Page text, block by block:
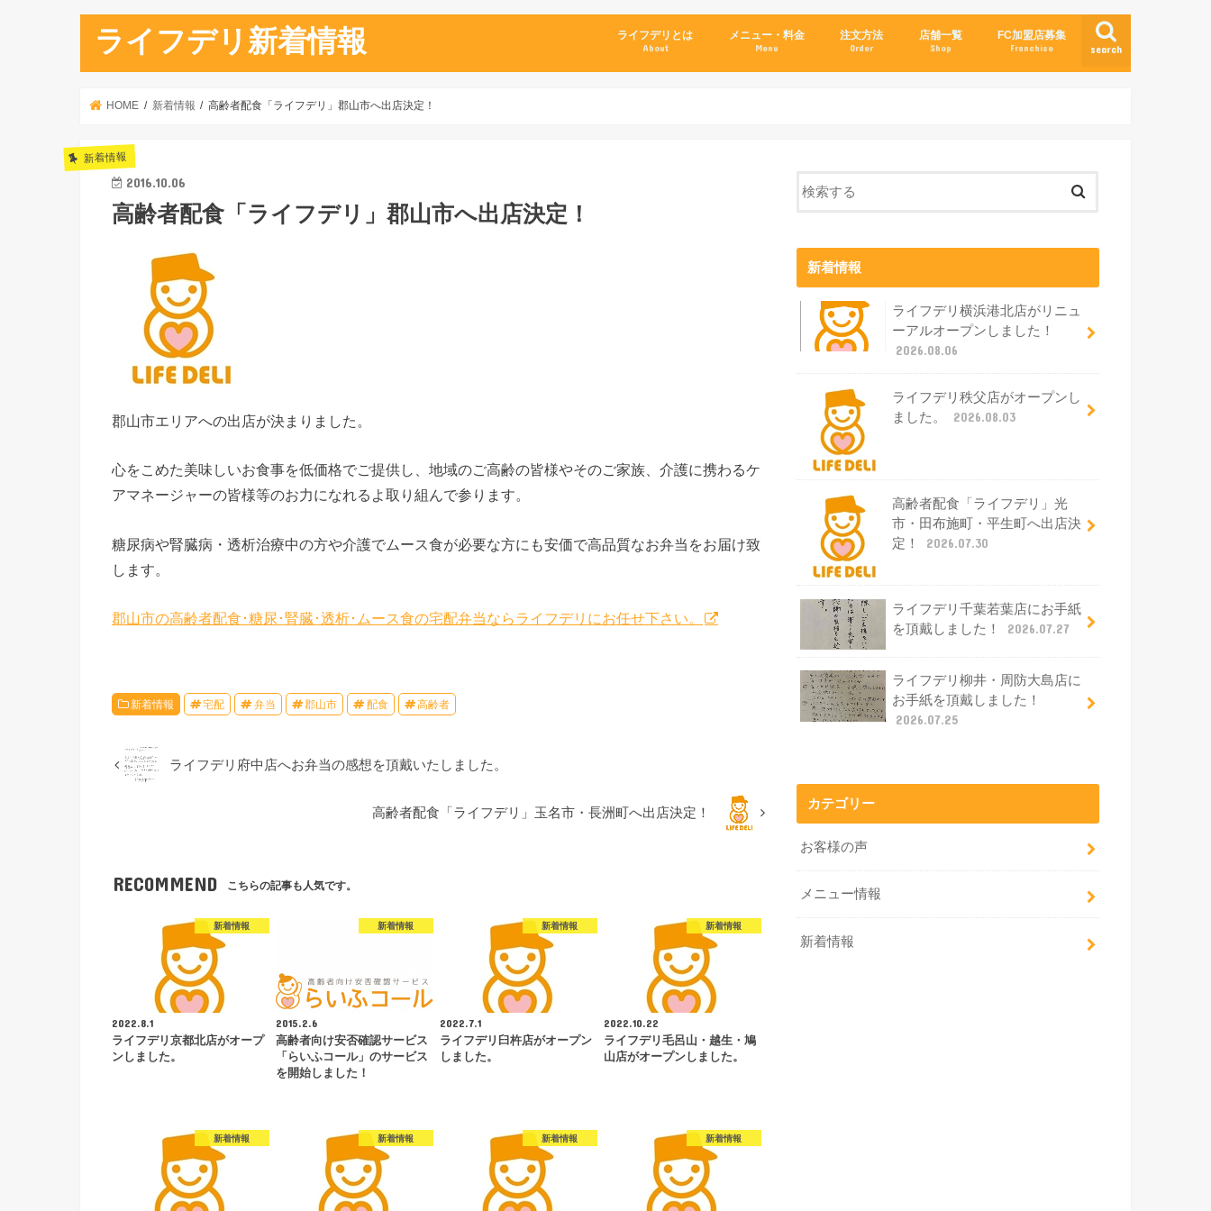
ライフデリ新着情報 search
ライフデリとは
About
メニュー・料金
Menu
注文方法
Order
店舗一覧
Shop
FC加盟店募集
Franchise
HOME 新着情報 高齢者配食「ライフデリ」郡山市へ出店決定！
新着情報
2016.10.06
高齢者配食「ライフデリ」郡山市へ出店決定！
郡山市エリアへの出店が決まりました。
心をこめた美味しいお食事を低価格でご提供し、地域のご高齢の皆様やそのご家族、介護に携わるケ
アマネージャーの皆様等のお力になれるよ取り組んで参ります。
糖尿病や腎臓病・透析治療中の方や介護でムース食が必要な方にも安価で高品質なお弁当をお届け致
します。
郡山市の高齢者配食･糖尿･腎臓･透析･ムース食の宅配弁当ならライフデリにお任せ下さい。
新着情報 宅配 弁当 郡山市 配食 高齢者
ライフデリ府中店へお弁当の感想を頂戴いたしました。
高齢者配食「ライフデリ」玉名市・長洲町へ出店決定！
RECOMMEND こちらの記事も人気です。
新着情報
2022.8.1
ライフデリ京都北店がオープ
ンしました。
新着情報
2015.2.6
高齢者向け安否確認サービス
「らいふコール」のサービス
を開始しました！
新着情報
2022.7.1
ライフデリ臼杵店がオープン
しました。
新着情報
2022.10.22
ライフデリ毛呂山・越生・鳩
山店がオープンしました。
新着情報 新着情報 新着情報 新着情報
新着情報
ライフデリ横浜港北店がリニュ
ーアルオープンしました！
2026.08.06
ライフデリ秩父店がオープンし
ました。
2026.08.03
高齢者配食「ライフデリ」光
市・田布施町・平生町へ出店決
定！
2026.07.30
ライフデリ千葉若葉店にお手紙
を頂戴しました！
2026.07.27
ライフデリ柳井・周防大島店に
お手紙を頂戴しました！
2026.07.25
カテゴリー
お客様の声
メニュー情報
新着情報